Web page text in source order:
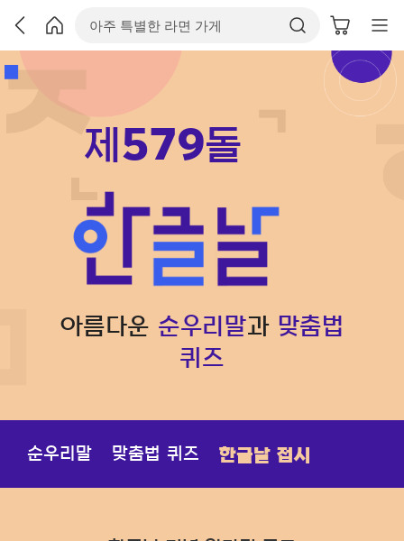
제579돌
아름다운 순우리말과 맞춤법
퀴즈
순우리말 맞춤법 퀴즈 한글날 접시